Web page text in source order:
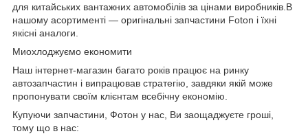
для китайських вантажних автомобілів за цінами виробників.В
нашому асортименті — оригінальні запчастини Foton і їхні
якісні аналоги.
Миохлоджуємо економити
Наш інтернет-магазин багато років працює на ринку
автозапчастин і випрацював стратегію, завдяки якій може
пропонувати своїм клієнтам всебічну економію.
Купуючи запчастини, Фотон у нас, Ви заощаджуєте гроші,
тому що в нас: